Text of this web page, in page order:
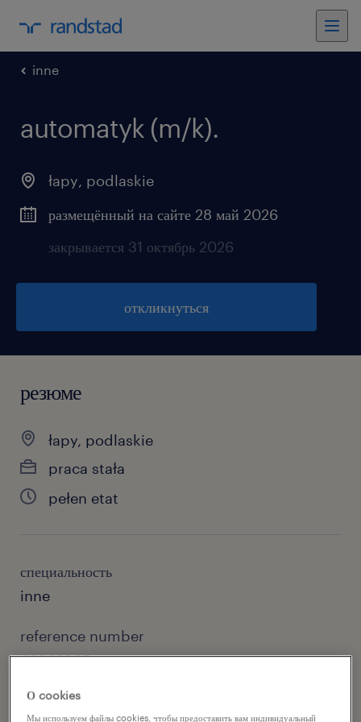
inne
automatyk (m/k).
łapy, podlaskie
размещённый на сайте 28 май 2026
закрывается 31 октябрь 2026
откликнуться
резюме
łapy, podlaskie
praca stała
pełen etat
специальность
inne
reference number
46932905
О cookies
Мы используем файлы cookies, чтобы предоставить вам индивидуальный